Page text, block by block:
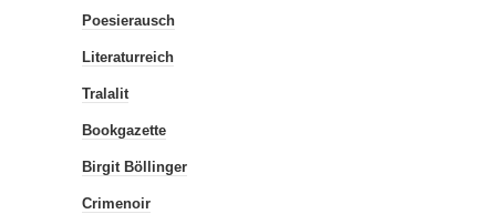
Poesierausch
Literaturreich
Tralalit
Bookgazette
Birgit Böllinger
Crimenoir